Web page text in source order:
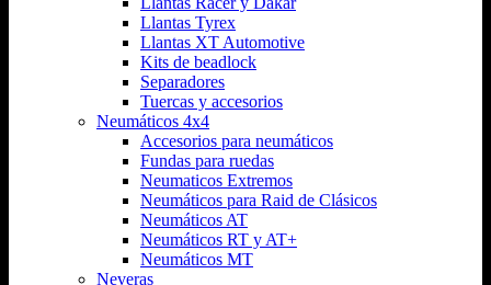
Llantas Tyrex
Llantas XT Automotive
Kits de beadlock
Separadores
Tuercas y accesorios
Neumáticos 4x4
Accesorios para neumáticos
Fundas para ruedas
Neumaticos Extremos
Neumáticos para Raid de Clásicos
Neumáticos AT
Neumáticos RT y AT+
Neumáticos MT
Neveras